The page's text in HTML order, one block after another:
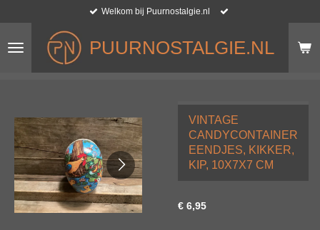
naar
hoofdinhoud
PUURNOSTALGIE.NL
Welkom bij Puurnostalgie.nl
VINTAGE
CANDYCONTAINER
EENDJES, KIKKER,
KIP, 10X7X7 CM
€ 6,95